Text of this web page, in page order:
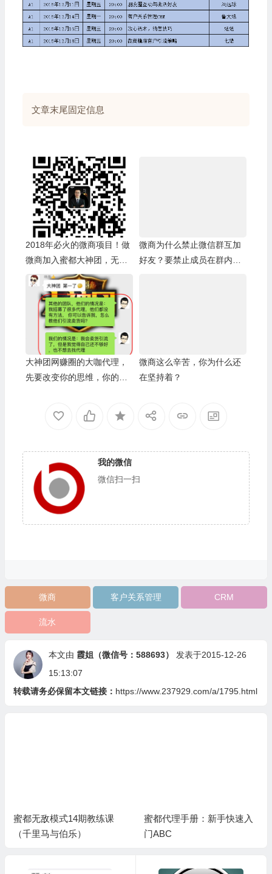
文章末尾固定信息
2018年必火的微商项目！做
微商加入蜜都大神团，无敌
模式手把手培训（快速成交
+销售话术+朋友圈塑造+吸
粉引流+招代理带团队）成为
蜜都龙虎榜微商大咖月入百
微商为什么禁止微信群互加
好友？要禁止成员在群内讨
大神团网赚圈的大咖代理，
先要改变你的思维，你的微
你们的十倍
微商这么辛苦，你为什么还
在坚持着？
我的微信
微信扫一扫
微商 客户关系管理 CRM
流水
本文由 霞姐（微信号：588693）
发表于2015-12-26
15:13:07
转载请务必保留本文链接： https://www.237929.com/a/1795.html
蜜都代理手册：新手快速入
门ABC
蜜都代理新手入门快速指南